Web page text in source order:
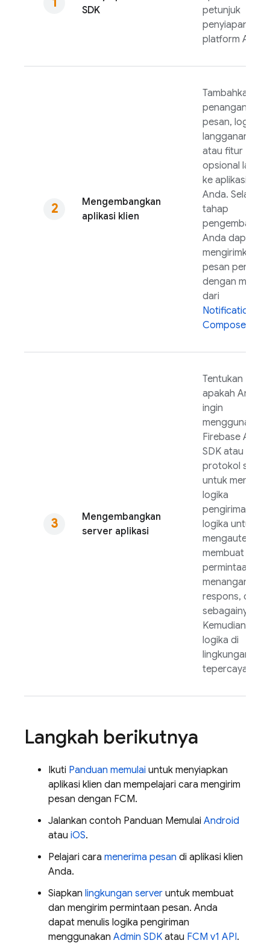
SDK
petunjuk
penyiapan
platform Anda.
Mengembangkan
aplikasi klien
Tambahkan
penanganan
pesan, logika
langganan
atau fitur
opsional
ke aplikasi klien
Anda. Selama
tahap
Anda dapat
mengirimkan
pesan
dengan mudah
dari
Notifications
Composer
Mengembangkan
server aplikasi
Tentukan
apakah Anda
ingin
menggunakan
Firebase Admin
SDK atau
protokol server
untuk
logika
pengiriman,
logika untuk
membuat
permintaan
menangani
respons, dan
sebagainya.
Kemudian,
logika di
lingkungan
tepercaya
Langkah berikutnya
Ikuti Panduan memulai untuk menyiapkan
aplikasi klien dan mempelajari cara mengirim
pesan dengan FCM.
Jalankan contoh Panduan Memulai Android
atau iOS.
Pelajari cara menerima pesan di aplikasi klien
Anda.
Siapkan lingkungan server untuk membuat
dan mengirim permintaan pesan. Anda
dapat menulis logika pengiriman
menggunakan Admin SDK atau FCM v1 API.